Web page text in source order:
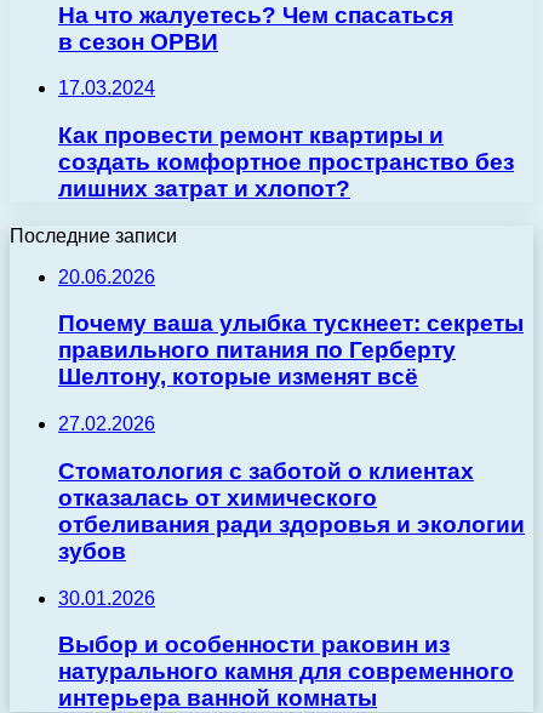
На что жалуетесь? Чем спасаться
в сезон ОРВИ
17.03.2024
Как провести ремонт квартиры и
создать комфортное пространство без
лишних затрат и хлопот?
Последние записи
20.06.2026
Почему ваша улыбка тускнеет: секреты
правильного питания по Герберту
Шелтону, которые изменят всё
27.02.2026
Стоматология с заботой о клиентах
отказалась от химического
отбеливания ради здоровья и экологии
зубов
30.01.2026
Выбор и особенности раковин из
натурального камня для современного
интерьера ванной комнаты